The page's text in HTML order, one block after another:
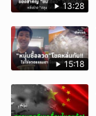
13:28
15:18